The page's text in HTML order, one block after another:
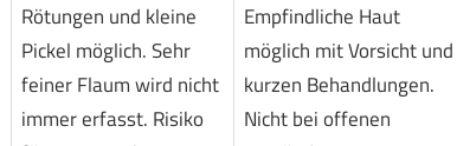
Rötungen und kleine
Pickel möglich. Sehr
feiner Flaum wird nicht
immer erfasst. Risiko
Empfindliche Haut
möglich mit Vorsicht und
kurzen Behandlungen.
Nicht bei offenen